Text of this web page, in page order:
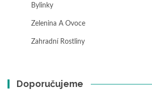
Bylinky
Zelenina A Ovoce
Zahradní Rostliny
Doporučujeme